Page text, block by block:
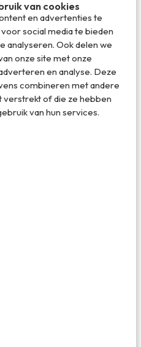
van cookies
en advertenties te
social media te bieden
analyseren. Ook delen we
onze site met onze
en analyse. Deze
combineren met andere
verstrekt of die ze hebben
van hun services.